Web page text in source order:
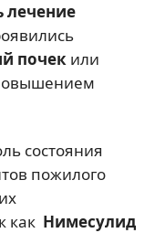
лечение
почек или
состояния
пожилого
как Нимесулид